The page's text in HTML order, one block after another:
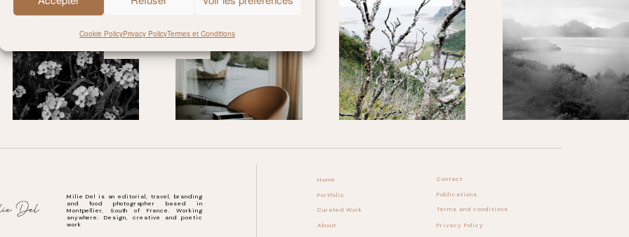
Cookie PolicyPrivacy PolicyTermes et Conditions
Contact
Home
Publications
Portfolio
Milie Del is an editorial, travel, branding
and food photographer based in
Montpellier, South of France. Working
anywhere. Design, creative and poetic
work
Terms and conditions
Curated Work
Privacy Policy
About